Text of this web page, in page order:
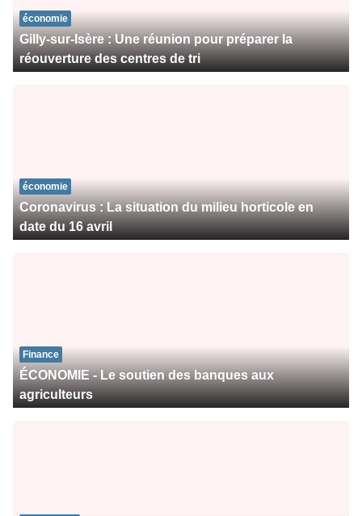
économie
Gilly-sur-Isère : Une réunion pour préparer la
réouverture des centres de tri
économie
Coronavirus : La situation du milieu horticole en
date du 16 avril
Finance
ÉCONOMIE - Le soutien des banques aux
agriculteurs